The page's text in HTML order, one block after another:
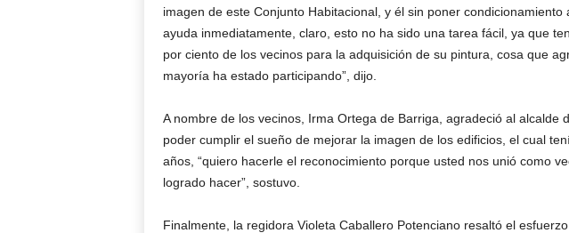
imagen de este Conjunto Habitacional, y él sin poner condicionamiento
ayuda inmediatamente, claro, esto no ha sido una tarea fácil, ya que
por ciento de los vecinos para la adquisición de su pintura, cosa que
mayoría ha estado participando”, dijo.
A nombre de los vecinos, Irma Ortega de Barriga, agradeció al alcalde
poder cumplir el sueño de mejorar la imagen de los edificios, el cual
años, “quiero hacerle el reconocimiento porque usted nos unió como
logrado hacer”, sostuvo.
Finalmente, la regidora Violeta Caballero Potenciano resaltó el